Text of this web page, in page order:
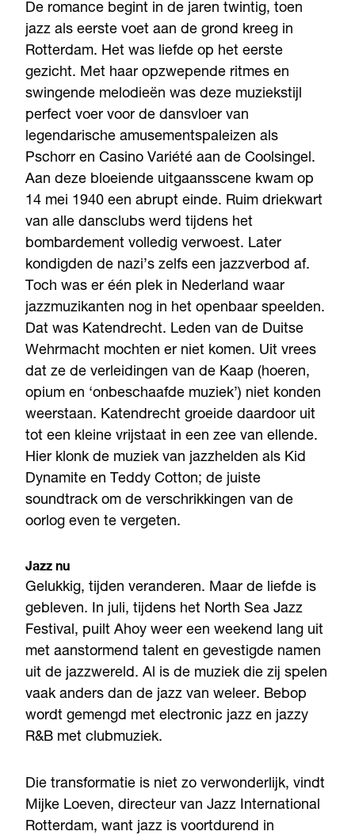
De romance begint in de jaren twintig, toen
jazz als eerste voet aan de grond kreeg in
Rotterdam. Het was liefde op het eerste
gezicht. Met haar opzwepende ritmes en
swingende melodieën was deze muziekstijl
perfect voer voor de dansvloer van
legendarische amusementspaleizen als
Pschorr en Casino Variété aan de Coolsingel.
Aan deze bloeiende uitgaansscene kwam op
14 mei 1940 een abrupt einde. Ruim driekwart
van alle dansclubs werd tijdens het
bombardement volledig verwoest. Later
kondigden de nazi’s zelfs een jazzverbod af.
Toch was er één plek in Nederland waar
jazzmuzikanten nog in het openbaar speelden.
Dat was Katendrecht. Leden van de Duitse
Wehrmacht mochten er niet komen. Uit vrees
dat ze de verleidingen van de Kaap (hoeren,
opium en ‘onbeschaafde muziek’) niet konden
weerstaan. Katendrecht groeide daardoor uit
tot een kleine vrijstaat in een zee van ellende.
Hier klonk de muziek van jazzhelden als Kid
Dynamite en Teddy Cotton; de juiste
soundtrack om de verschrikkingen van de
oorlog even te vergeten.
Jazz nu
Gelukkig, tijden veranderen. Maar de liefde is
gebleven. In juli, tijdens het North Sea Jazz
Festival, puilt Ahoy weer een weekend lang uit
met aanstormend talent en gevestigde namen
uit de jazzwereld. Al is de muziek die zij spelen
vaak anders dan de jazz van weleer. Bebop
wordt gemengd met electronic jazz en jazzy
R&B met clubmuziek.
Die transformatie is niet zo verwonderlijk, vindt
Mijke Loeven, directeur van Jazz International
Rotterdam, want jazz is voortdurend in